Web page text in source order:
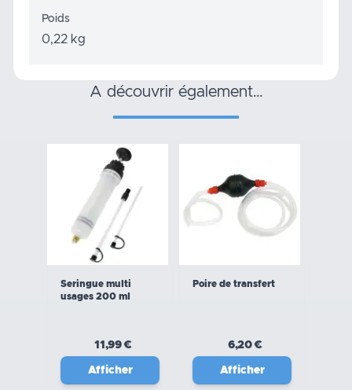
Poids
0,22 kg
a découvrir également…
Seringue multi
usages 200 ml
11,99 €
Afficher
Poire de transfert
6,20 €
Afficher